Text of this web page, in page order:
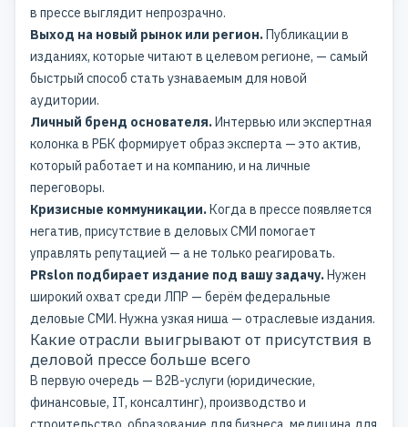
в прессе выглядит непрозрачно.
Выход на новый рынок или регион.Публикации в
изданиях, которые читают в целевом регионе, — самый
быстрый способ стать узнаваемым для новой
аудитории.
Личный бренд основателя.Интервью или экспертная
колонка в РБК формирует образ эксперта — это актив,
который работает и на компанию, и на личные
переговоры.
Кризисные коммуникации.Когда в прессе появляется
негатив, присутствие в деловых СМИ помогает
управлять репутацией — а не только реагировать.
PRslon подбирает издание под вашу задачу.Нужен
широкий охват среди ЛПР — берём федеральные
деловые СМИ. Нужна узкая ниша — отраслевые издания.
Какие отрасли выигрывают от присутствия в
деловой прессе больше всего
В первую очередь — B2B-услуги (юридические,
финансовые, IT, консалтинг), производство и